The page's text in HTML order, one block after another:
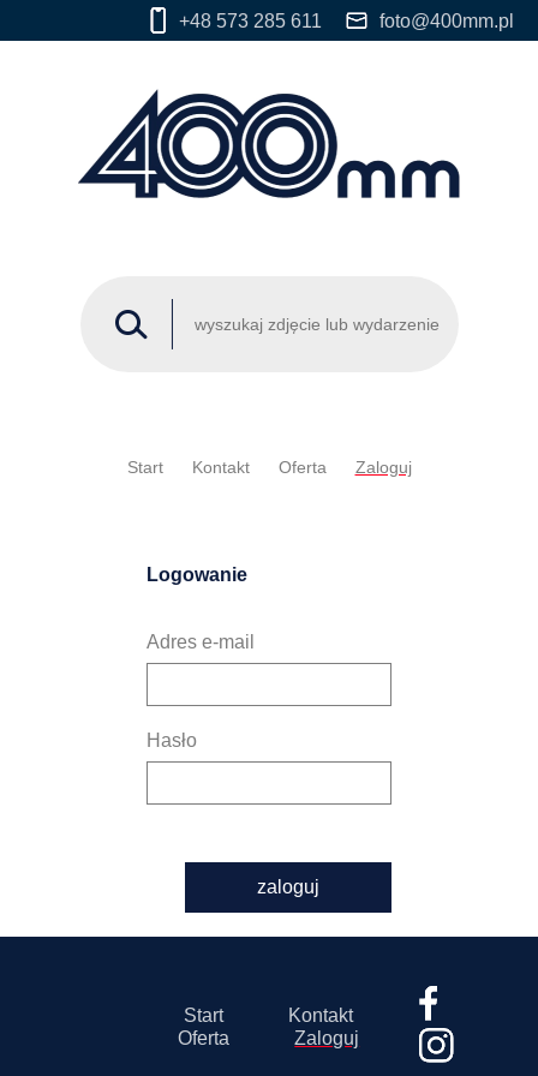
+48 573 285 611 foto@400mm.pl
Start Kontakt Oferta Zaloguj
Logowanie
Adres e-mail
Hasło
zaloguj
Start
Kontakt
Oferta
Zaloguj